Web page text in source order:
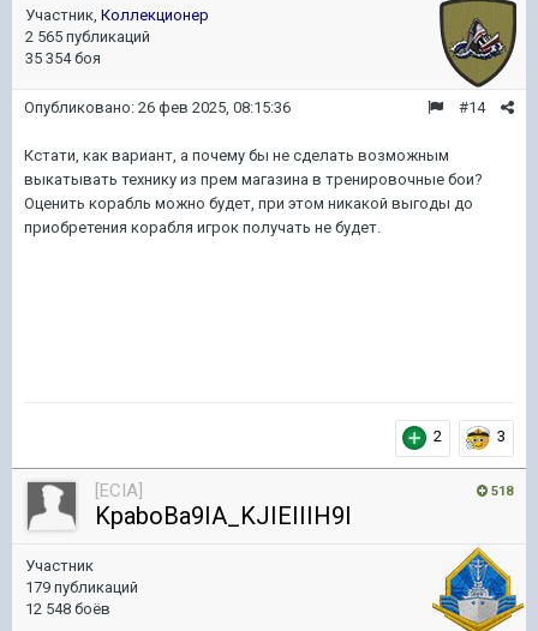
Участник, Коллекционер
2 565 публикаций
35 354 боя
#14
Опубликовано: 26 фев 2025, 08:15:36
Кстати, как вариант, а почему бы не сделать возможным
выкатывать технику из прем магазина в тренировочные бои?
Оценить корабль можно будет, при этом никакой выгоды до
приобретения корабля игрок получать не будет.
2 3
518
[ECIA]
KpaboBa9IA_KJIEIIIH9I
Участник
179 публикаций
12 548 боёв